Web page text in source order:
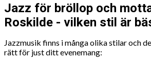
Jazz för bröllop och
Roskilde - vilken stil är
Jazzmusik finns i många olika stilar och
rätt för just ditt evenemang: